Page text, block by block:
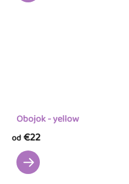
Obojok - yellow
od€22